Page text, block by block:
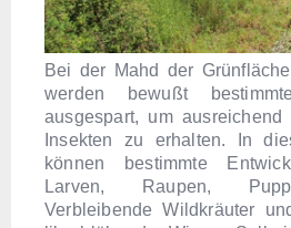
Bei der Mahd der
werden bewußt
ausgespart, um ausreichend
Insekten zu erhalten. In
können bestimmte
Larven, Raupen,
Verbleibende Wildkräuter